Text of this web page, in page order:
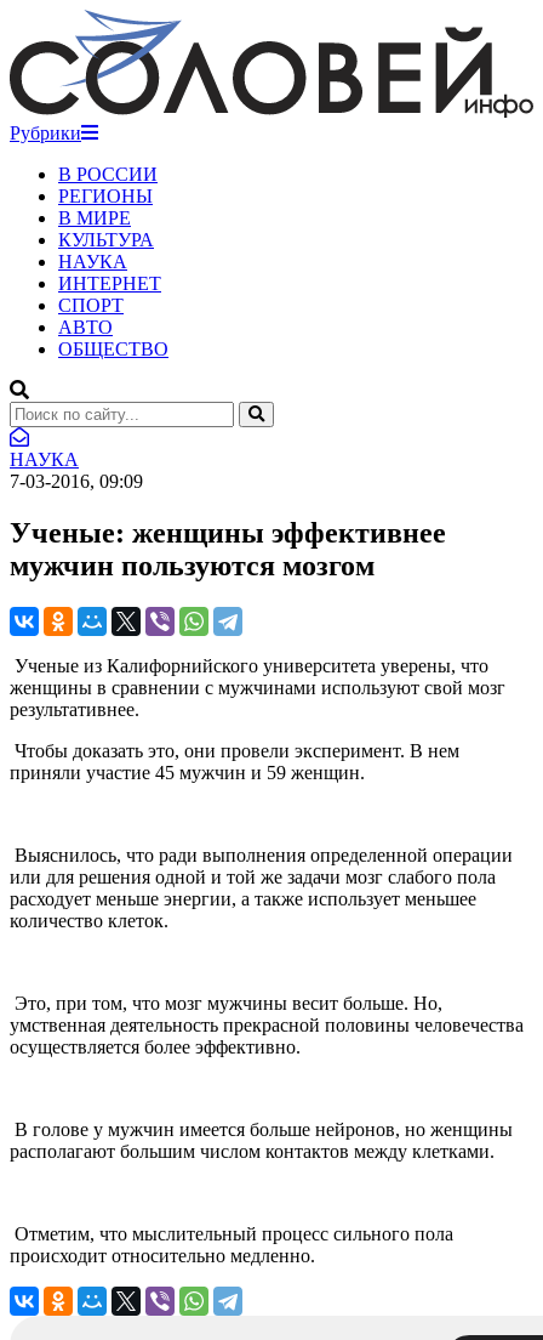
Рубрики
В РОССИИ
РЕГИОНЫ
В МИРЕ
КУЛЬТУРА
НАУКА
ИНТЕРНЕТ
СПОРТ
АВТО
ОБЩЕСТВО
НАУКА
7-03-2016, 09:09
Ученые: женщины эффективнее
мужчин пользуются мозгом
Ученые из Калифорнийского университета уверены, что
женщины в сравнении с мужчинами используют свой мозг
результативнее.
Чтобы доказать это, они провели эксперимент. В нем
приняли участие 45 мужчин и 59 женщин.
Выяснилось, что ради выполнения определенной операции
или для решения одной и той же задачи мозг слабого пола
расходует меньше энергии, а также использует меньшее
количество клеток.
Это, при том, что мозг мужчины весит больше. Но,
умственная деятельность прекрасной половины человечества
осуществляется более эффективно.
В голове у мужчин имеется больше нейронов, но женщины
располагают большим числом контактов между клетками.
Отметим, что мыслительный процесс сильного пола
происходит относительно медленно.